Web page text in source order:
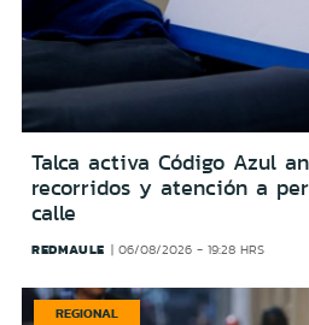
Talca activa Código Azul
recorridos y atención a
calle
REDMAULE 06/08/2026 - 19:28 HRS
REGIONAL